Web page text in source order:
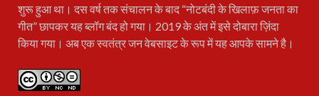
शुरू हुआ था। दस वर्ष तक संचालन के बाद “नोटबंदी के खिलाफ़ जनता का
गीत” छापकर यह ब्लॉग बंद हो गया। 2019 के अंत में इसे दोबारा ज़िंदा
किया गया। अब एक स्वतंत्र जन वेबसाइट के रूप में यह आपके सामने है।